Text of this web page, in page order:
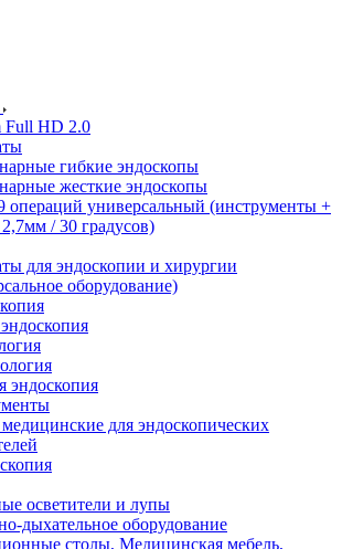
Full HD 2.0
гибкие эндоскопы
жесткие эндоскопы
операций универсальный (инструменты +
/ 30 градусов)
для эндоскопии и хирургии
оборудование)
эндоскопия
для эндоскопических
осветители и лупы
дыхательное оборудование
столы, Медицинская мебель,